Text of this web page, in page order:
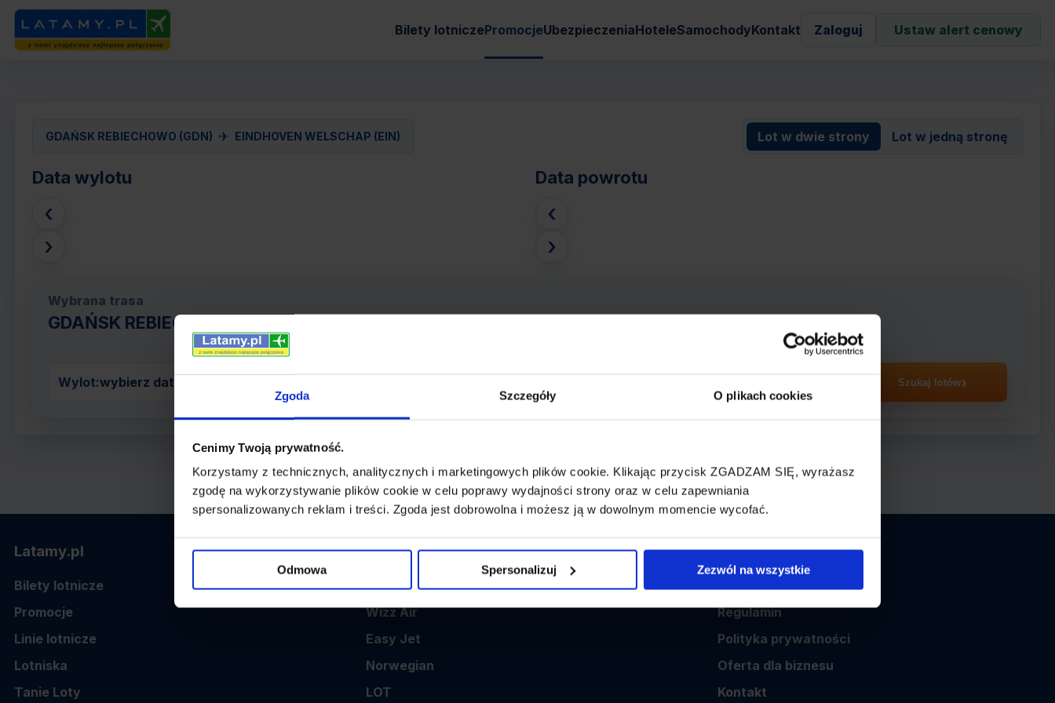
Zgoda Szczegóły O plikach cookies
Cenimy Twoją prywatność.
Korzystamy z technicznych, analitycznych i marketingowych plików cookie. Klikając przycisk ZGADZAM SIĘ, wyrażasz
zgodę na wykorzystywanie plików cookie w celu poprawy wydajności strony oraz w celu zapewniania
spersonalizowanych reklam i treści. Zgoda jest dobrowolna i możesz ją w dowolnym momencie wycofać.
Odmowa Spersonalizuj Zezwól na wszystkie
Bilety lotniczePromocjeUbezpieczeniaHoteleSamochodyKontakt Zaloguj Ustaw alert cenowy
GDAŃSK REBIECHOWO (GDN) ✈ EINDHOVEN WELSCHAP (EIN) Lot w dwie strony Lot w jedną stronę
Data wylotu
‹
›
Data powrotu
‹
›
Wybrana trasa
GDAŃSK REBIECHOWO (GDN) - EINDHOVEN WELSCHAP (EIN)
Wylot:wybierz datę z kalendarza Szukaj lotów
Latamy.pl
Bilety lotnicze
Promocje
Linie lotnicze
Lotniska
Tanie Loty
Popularne linie
Ryanair
Wizz Air
Easy Jet
Norwegian
LOT
Informacje
O nas
Regulamin
Polityka prywatności
Oferta dla biznesu
Kontakt